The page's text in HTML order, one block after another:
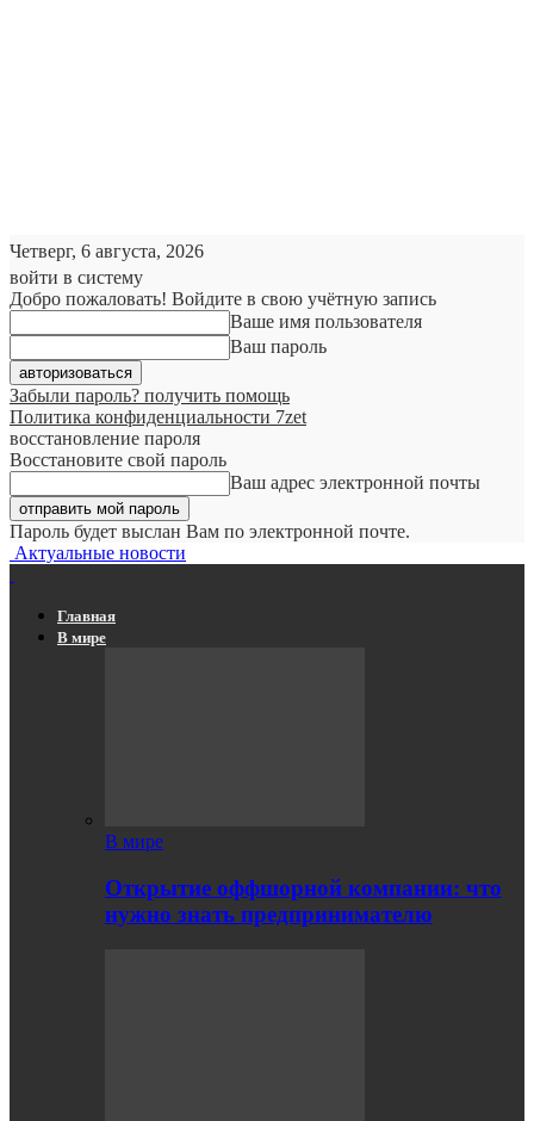
Четверг, 6 августа, 2026
войти в систему
Добро пожаловать! Войдите в свою учётную запись
Ваше имя пользователя
Ваш пароль
Забыли пароль? получить помощь
Политика конфиденциальности 7zet
восстановление пароля
Восстановите свой пароль
Ваш адрес электронной почты
Пароль будет выслан Вам по электронной почте.
Актуальные новости
Главная
В мире
В мире
Открытие оффшорной компании: что
нужно знать предпринимателю